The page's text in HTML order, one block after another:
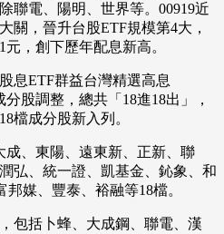
聯電、陽明、世界等。00919近
關，晉升台股ETF規模第4大，
，創下歷年配息新高。
息ETF群益台灣精選高息
分股調整，總共「18進18出」，
檔成分股新入列。
成、東陽、遠東新、正新、聯
弘、統一證、凱基金、鈊象、和
媒、豐泰、裕融等18檔。
包括卜蜂、大成鋼、聯電、漢